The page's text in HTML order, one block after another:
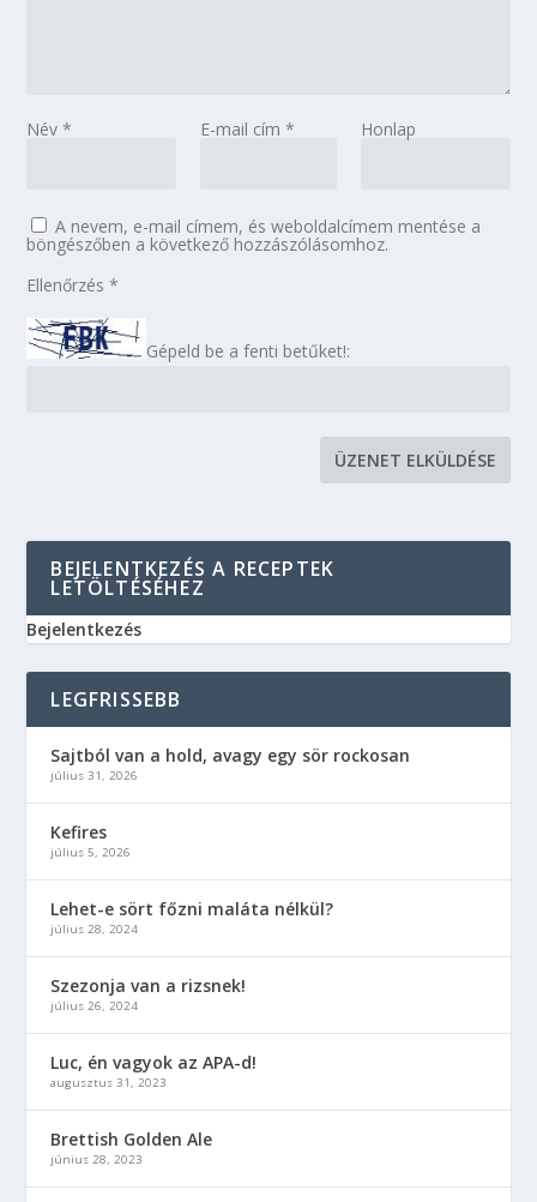
Név* E-mail cím * Honlap
A nevem, e-mail címem, és weboldalcímem mentése a
böngészőben a következő hozzászólásomhoz.
Ellenőrzés*
Gépeld be a fenti betűket!:
BEJELENTKEZÉS A RECEPTEK
LETÖLTÉSÉHEZ
Bejelentkezés
LEGFRISSEBB
Sajtból van a hold, avagy egy sör rockosan
július 31, 2026
Kefires
július 5, 2026
Lehet-e sört főzni maláta nélkül?
július 28, 2024
Szezonja van a rizsnek!
július 26, 2024
Luc, én vagyok az APA-d!
augusztus 31, 2023
Brettish Golden Ale
június 28, 2023